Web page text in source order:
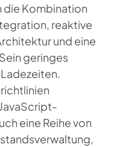
Kombination
reaktive
und eine
geringes
eine Reihe von